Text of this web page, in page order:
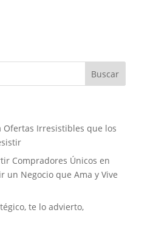
Ofertas Irresistibles que los
Compradores Únicos en
un Negocio que Ama y Vive
te lo advierto,